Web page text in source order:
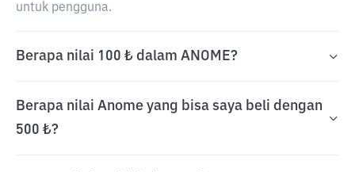
untuk pengguna.
Berapa nilai 100 ₺ dalam ANOME?
Berapa nilai Anome yang bisa saya beli dengan
500 ₺?